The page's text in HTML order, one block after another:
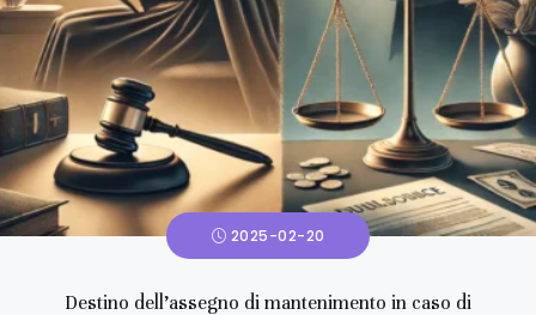
2025-02-20
Destino dell’assegno di mantenimento in caso di